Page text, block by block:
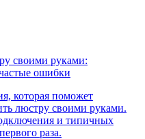
своими руками:
ошибки
которая поможет
люстру своими руками.
и типичных
раза.